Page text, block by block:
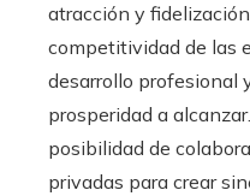
atracción y
competitividad de las
desarrollo profesional
prosperidad a
posibilidad de
privadas para crear